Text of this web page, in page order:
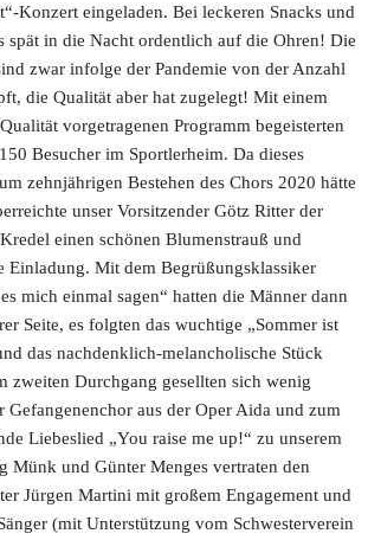
Konzert eingeladen. Bei leckeren Snacks und
spät in die Nacht ordentlich auf die Ohren! Die
zwar infolge der Pandemie von der Anzahl
die Qualität aber hat zugelegt! Mit einem
vorgetragenen Programm begeisterten
Besucher im Sportlerheim. Da dieses
zehnjährigen Bestehen des Chors 2020 hätte
unser Vorsitzender Götz Ritter der
einen schönen Blumenstrauß und
Einladung. Mit dem Begrüßungsklassiker
mich einmal sagen“ hatten die Männer dann
Seite, es folgten das wuchtige „Sommer ist
das nachdenklich-melancholische Stück
zweiten Durchgang gesellten sich wenig
Gefangenenchor aus der Oper Aida und zum
Liebeslied „You raise me up!“ zu unserem
Münk und Günter Menges vertraten den
Jürgen Martini mit großem Engagement und
(mit Unterstützung vom Schwesterverein